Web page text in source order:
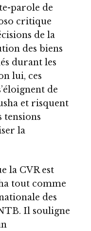
parole de
critique
de la
des biens
durant les
lui, ces
de
et risquent
tensions
la
la CVR est
tout comme
des
Il souligne